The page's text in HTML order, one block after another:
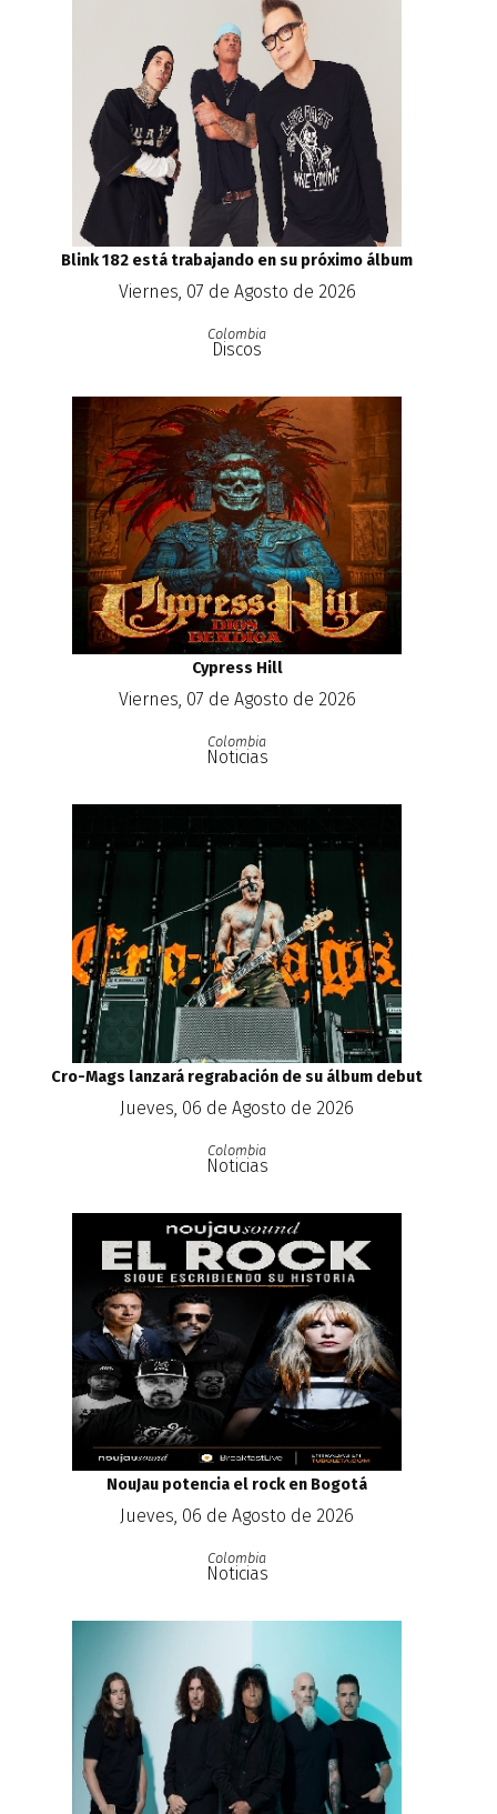
Blink 182 está trabajando en su próximo álbum
Viernes, 07 de Agosto de 2026
Colombia
Discos
Cypress Hill
Viernes, 07 de Agosto de 2026
Colombia
Noticias
Cro-Mags lanzará regrabación de su álbum debut
Jueves, 06 de Agosto de 2026
Colombia
Noticias
NouJau potencia el rock en Bogotá
Jueves, 06 de Agosto de 2026
Colombia
Noticias